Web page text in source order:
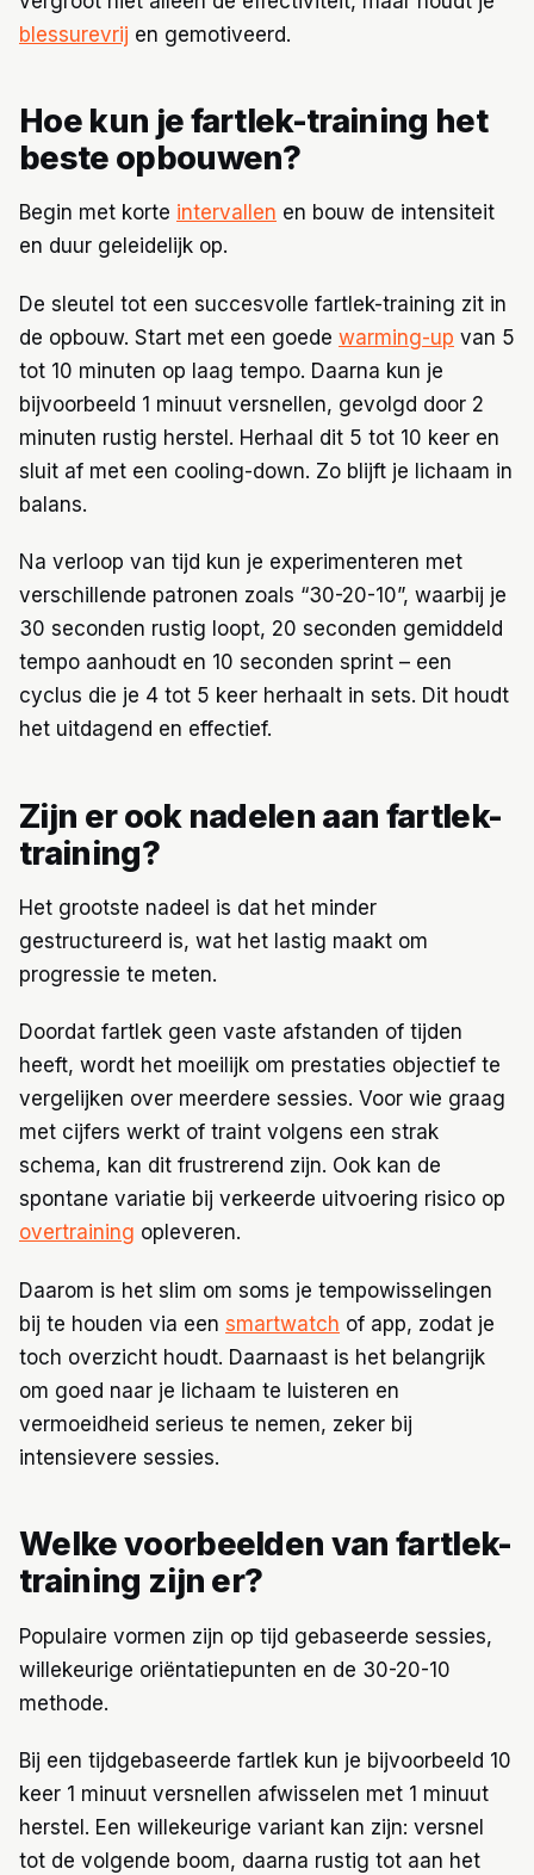
blessurevrij en gemotiveerd.
Hoe kun je fartlek-training het
beste opbouwen?
Begin met korte intervallen en bouw de intensiteit
en duur geleidelijk op.
De sleutel tot een succesvolle fartlek-training zit in
de opbouw. Start met een goede warming-up van 5
tot 10 minuten op laag tempo. Daarna kun je
bijvoorbeeld 1 minuut versnellen, gevolgd door 2
minuten rustig herstel. Herhaal dit 5 tot 10 keer en
sluit af met een cooling-down. Zo blijft je lichaam in
balans.
Na verloop van tijd kun je experimenteren met
verschillende patronen zoals “30-20-10”, waarbij je
30 seconden rustig loopt, 20 seconden gemiddeld
tempo aanhoudt en 10 seconden sprint – een
cyclus die je 4 tot 5 keer herhaalt in sets. Dit houdt
het uitdagend en effectief.
Zijn er ook nadelen aan fartlek-
training?
Het grootste nadeel is dat het minder
gestructureerd is, wat het lastig maakt om
progressie te meten.
Doordat fartlek geen vaste afstanden of tijden
heeft, wordt het moeilijk om prestaties objectief te
vergelijken over meerdere sessies. Voor wie graag
met cijfers werkt of traint volgens een strak
schema, kan dit frustrerend zijn. Ook kan de
spontane variatie bij verkeerde uitvoering risico op
overtraining opleveren.
Daarom is het slim om soms je tempowisselingen
bij te houden via een smartwatch of app, zodat je
toch overzicht houdt. Daarnaast is het belangrijk
om goed naar je lichaam te luisteren en
vermoeidheid serieus te nemen, zeker bij
intensievere sessies.
Welke voorbeelden van fartlek-
training zijn er?
Populaire vormen zijn op tijd gebaseerde sessies,
willekeurige oriëntatiepunten en de 30-20-10
methode.
Bij een tijdgebaseerde fartlek kun je bijvoorbeeld 10
keer 1 minuut versnellen afwisselen met 1 minuut
herstel. Een willekeurige variant kan zijn: versnel
tot de volgende boom, daarna rustig tot aan het